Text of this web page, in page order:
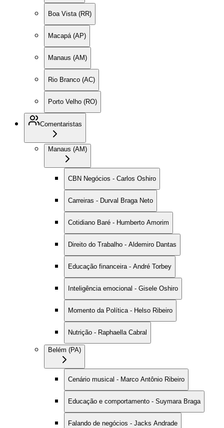
Boa Vista (RR)
Macapá (AP)
Manaus (AM)
Rio Branco (AC)
Porto Velho (RO)
Comentaristas
Manaus (AM)
CBN Negócios - Carlos Oshiro
Carreiras - Durval Braga Neto
Cotidiano Baré - Humberto Amorim
Direito do Trabalho - Aldemiro Dantas
Educação financeira - André Torbey
Inteligência emocional - Gisele Oshiro
Momento da Política - Helso Ribeiro
Nutrição - Raphaella Cabral
Belém (PA)
Cenário musical - Marco Antônio Ribeiro
Educação e comportamento - Suymara Braga
Falando de negócios - Jacks Andrade